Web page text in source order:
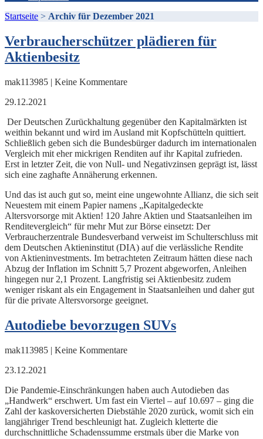
Startseite > Archiv für Dezember 2021
Verbraucherschützer plädieren für
Aktienbesitz
mak113985 | Keine Kommentare
29.12.2021
Der Deutschen Zurückhaltung gegenüber den Kapitalmärkten ist
weithin bekannt und wird im Ausland mit Kopfschütteln quittiert.
Schließlich geben sich die Bundesbürger dadurch im internationalen
Vergleich mit eher mickrigen Renditen auf ihr Kapital zufrieden.
Erst in letzter Zeit, die von Null- und Negativzinsen geprägt ist, lässt
sich eine zaghafte Annäherung erkennen.
Und das ist auch gut so, meint eine ungewohnte Allianz, die sich seit
Neuestem mit einem Papier namens „Kapitalgedeckte
Altersvorsorge mit Aktien! 120 Jahre Aktien und Staatsanleihen im
Renditevergleich“ für mehr Mut zur Börse einsetzt: Der
Verbraucherzentrale Bundesverband verweist im Schulterschluss mit
dem Deutschen Aktieninstitut (DIA) auf die verlässliche Rendite
von Aktieninvestments. Im betrachteten Zeitraum hätten diese nach
Abzug der Inflation im Schnitt 5,7 Prozent abgeworfen, Anleihen
hingegen nur 2,1 Prozent. Langfristig sei Aktienbesitz zudem
weniger riskant als ein Engagement in Staatsanleihen und daher gut
für die private Altersvorsorge geeignet.
Autodiebe bevorzugen SUVs
mak113985 | Keine Kommentare
23.12.2021
Die Pandemie-Einschränkungen haben auch Autodieben das
„Handwerk“ erschwert. Um fast ein Viertel – auf 10.697 – ging die
Zahl der kaskoversicherten Diebstähle 2020 zurück, womit sich ein
langjähriger Trend beschleunigt hat. Zugleich kletterte die
durchschnittliche Schadenssumme erstmals über die Marke von